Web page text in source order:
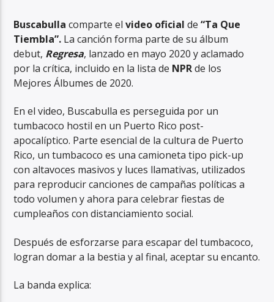
Buscabullacomparte elvideo oficialde“Ta Que
Tiembla”. La canción forma parte de su álbum
debut, Regresa, lanzado en mayo 2020 y aclamado
por la crítica, incluido en la lista de NPRde los
Mejores Álbumes de 2020.
En el video, Buscabulla es perseguida por un
tumbacoco hostil en un Puerto Rico post-
apocalíptico. Parte esencial de la cultura de Puerto
Rico, un tumbacoco es una camioneta tipo pick-up
con altavoces masivos y luces llamativas, utilizados
para reproducir canciones de campañas políticas a
todo volumen y ahora para celebrar fiestas de
cumpleaños con distanciamiento social.
Después de esforzarse para escapar del tumbacoco,
logran domar a la bestia y al final, aceptar su encanto.
La banda explica: